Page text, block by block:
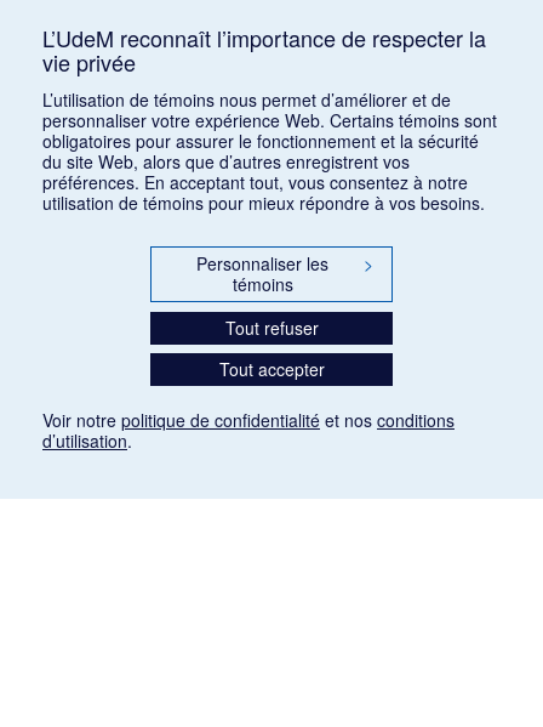
1 2
L’UdeM reconnaît l’importance de respecter la
vie privée
L’utilisation de témoins nous permet d’améliorer et de
personnaliser votre expérience Web. Certains témoins sont
obligatoires pour assurer le fonctionnement et la sécurité
du site Web, alors que d’autres enregistrent vos
préférences. En acceptant tout, vous consentez à notre
utilisation de témoins pour mieux répondre à vos besoins.
Personnaliser les
témoins
>
Tout refuser
Tout accepter
Voir notre politique de confidentialité et nos conditions
d’utilisation.